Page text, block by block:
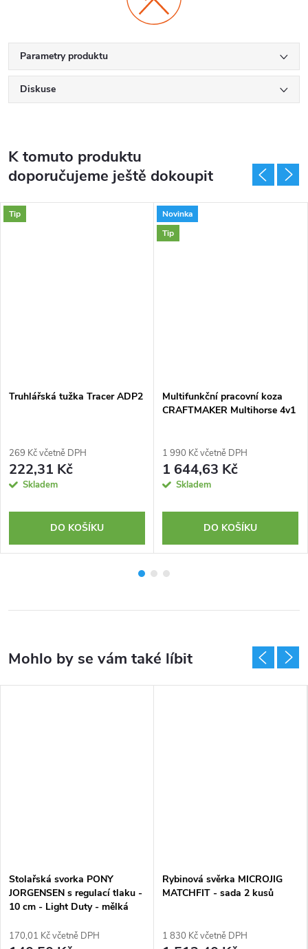
Parametry produktu
Diskuse
K tomuto produktu
doporučujeme ještě dokoupit
Tip
Truhlářská tužka Tracer ADP2
269 Kč včetně DPH
222,31 Kč
Skladem
DO KOŠÍKU
Novinka
Tip
Multifunkční pracovní koza
CRAFTMAKER Multihorse 4v1
1 990 Kč včetně DPH
1 644,63 Kč
Skladem
DO KOŠÍKU
Stolařská svorka PONY
JORGENSEN s regulací tlaku -
10 cm - Light Duty - mělká
170,01 Kč včetně DPH
Rybinová svěrka MICROJIG
MATCHFIT - sada 2 kusů
1 830 Kč včetně DPH